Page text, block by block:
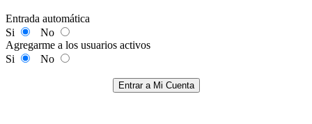
Entrada automática
Si
No
Agregarme a los usuarios activos
Si
No
Entrar a Mi Cuenta